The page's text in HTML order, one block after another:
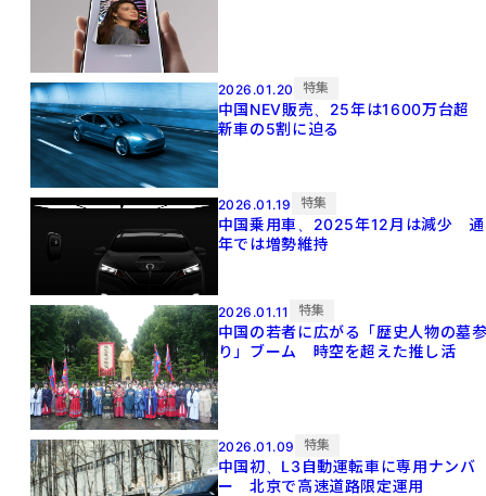
2026.01.20 特集
中国NEV販売、25年は1600万台超
新車の5割に迫る
2026.01.19 特集
中国乗用車、2025年12月は減少 通
年では増勢維持
2026.01.11 特集
中国の若者に広がる「歴史人物の墓
り」ブーム 時空を超えた推し活
2026.01.09 特集
中国初、L3自動運転車に専用ナンバ
ー 北京で高速道路限定運用